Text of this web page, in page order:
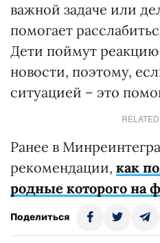
важной задаче или
помогает
Дети поймут
новости, поэтому,
ситуацией – это
Ранее в
рекомендации, как
родные которого на
Поделиться